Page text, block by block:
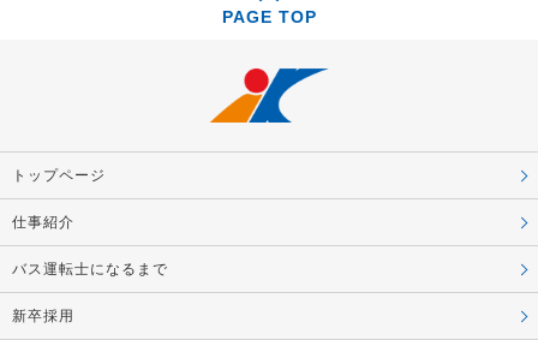
PAGE TOP
トップページ
仕事紹介
バス運転士になるまで
新卒採用